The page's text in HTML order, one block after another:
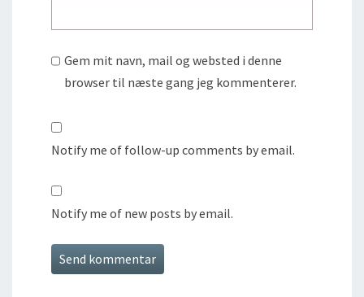
Gem mit navn, mail og websted i denne
browser til næste gang jeg kommenterer.
Notify me of follow-up comments by email.
Notify me of new posts by email.